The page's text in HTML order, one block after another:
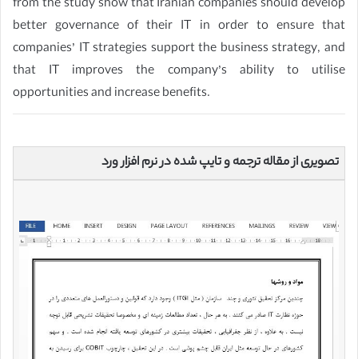
from the study show that Iranian companies should develop
better governance of their IT in order to ensure that
companies’ IT strategies support the business strategy, and
that IT improves the company’s ability to utilise
opportunities and increase benefits.
تصویری از مقاله ترجمه و تایپ شده در نرم افزار ورد